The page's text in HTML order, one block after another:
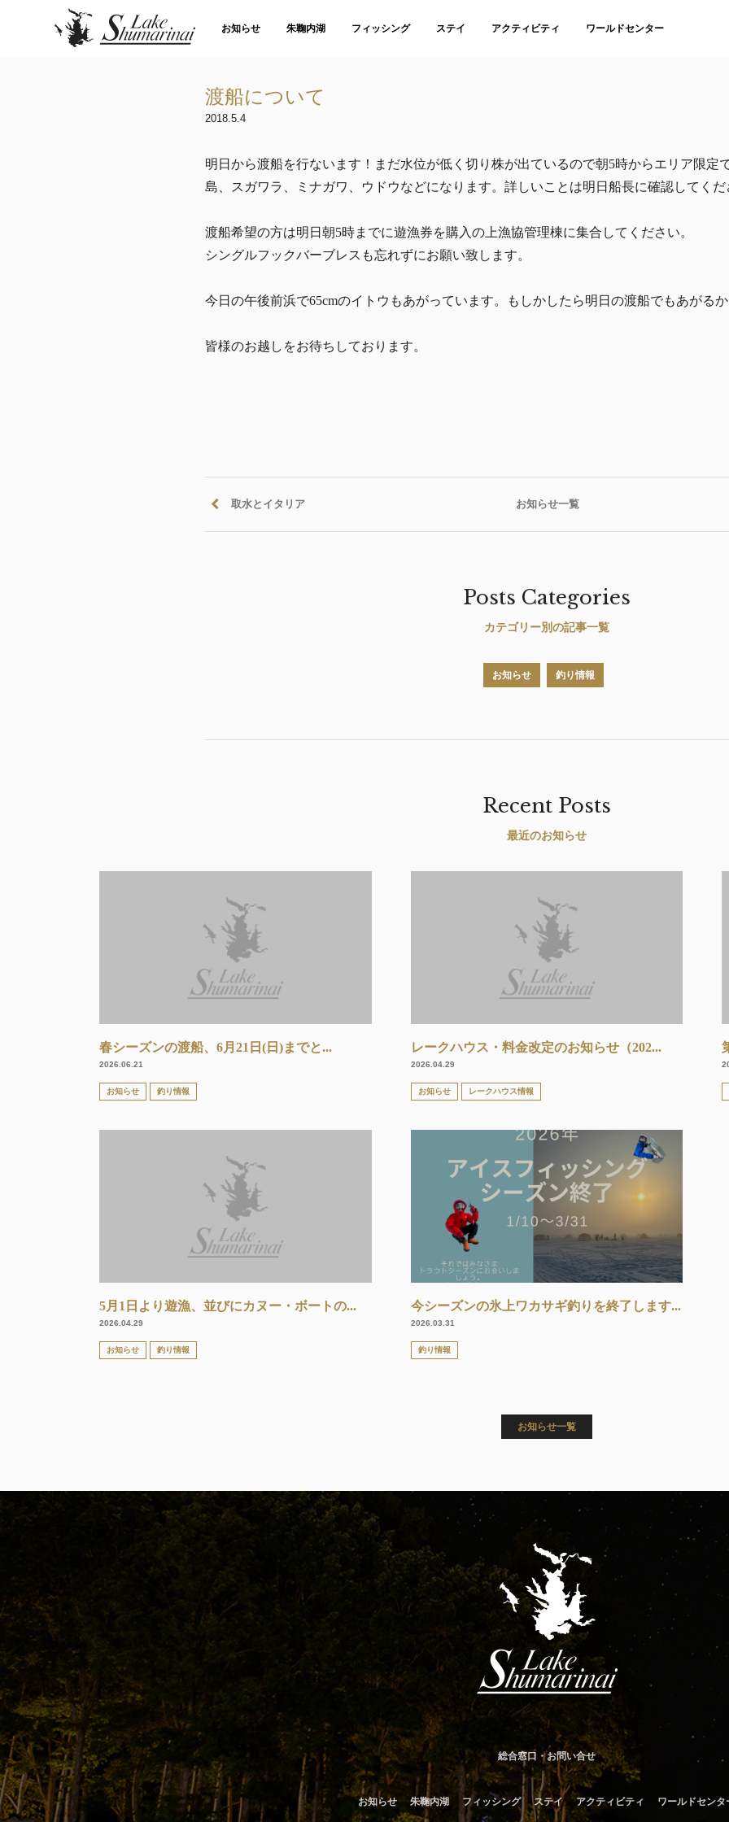
お知らせ 朱鞠内湖 フィッシング ステイ アクティビティ ワールドセンター
渡船について
2018.5.4
明日から渡船を行ないます！まだ水位が低く切り株が出ているので朝5時からエリア限定
島、スガワラ、ミナガワ、ウドウなどになります。詳しいことは明日船長に確認してくだ
渡船希望の方は明日朝5時までに遊漁券を購入の上漁協管理棟に集合してください。
シングルフックバーブレスも忘れずにお願い致します。
今日の午後前浜で65cmのイトウもあがっています。もしかしたら明日の渡船でもあがる
皆様のお越しをお待ちしております。
取水とイタリア お知らせ一覧
Posts Categories
カテゴリー別の記事一覧
お知らせ 釣り情報
Recent Posts
最近のお知らせ
春シーズンの渡船、6月21日(日)までと...
2026.06.21
お知らせ 釣り情報
レークハウス・料金改定のお知らせ（202...
2026.04.29
お知らせ レークハウス情報
5月1日より遊漁、並びにカヌー・ボートの...
2026.04.29
お知らせ 釣り情報
今シーズンの氷上ワカサギ釣りを終了します...
2026.03.31
釣り情報
お知らせ一覧
総合窓口・お問い合せ
お知らせ 朱鞠内湖 フィッシング ステイ アクティビティ ワールドセンタ